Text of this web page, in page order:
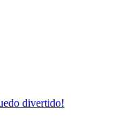
divertido!